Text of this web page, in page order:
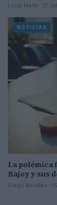
Lucía Marín · 17
NOTICIAS
La polémica
Rajoy y sus
Diego Morales ·